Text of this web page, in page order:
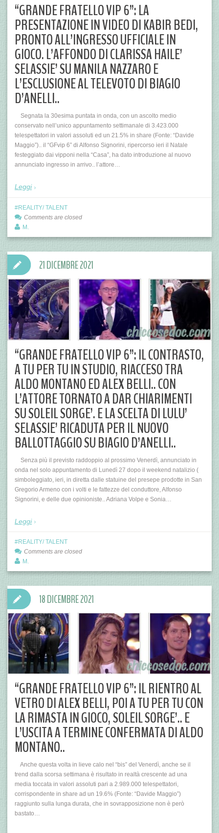
“GRANDE FRATELLO VIP 6”: LA
PRESENTAZIONE IN VIDEO DI KABIR BEDI,
PRONTO ALL’INGRESSO UFFICIALE IN
GIOCO. L’AFFONDO DI CLARISSA HAILE’
SELASSIE’ SU MANILA NAZZARO E
L’ESCLUSIONE AL TELEVOTO DI BIAGIO
D’ANELLI..
Segnata la 30esima puntata in onda, con un ascolto medio
conservato nell’unico appuntamento settimanale di 3.423.000
telespettatori in valori assoluti ed un 21.5% in share (Fonte: “Davide
Maggio”).. il “GFvip 6” di Alfonso Signorini, ripercorso ieri il Natale
festeggiato dai vipponi nella “Casa”, ha dato introduzione al nuovo
annunciato ingresso in arrivo.. l’attore…
Leggi
REALITY/ TALENT
Comments are closed
M.
“GRANDE FRATELLO VIP 6”: IL CONTRASTO,
A TU PER TU IN STUDIO, RIACCESO TRA
ALDO MONTANO ED ALEX BELLI.. CON
L’ATTORE TORNATO A DAR CHIARIMENTI
SU SOLEIL SORGE’. E LA SCELTA DI LULU’
SELASSIE’ RICADUTA PER IL NUOVO
BALLOTTAGGIO SU BIAGIO D’ANELLI..
Senza più il previsto raddoppio al prossimo Venerdì, annunciato in
onda nel solo appuntamento di Lunedì 27 dopo il weekend natalizio (
simboleggiato, ieri, in diretta dalle statuine del presepe prodotte in San
Gregorio Armeno con i volti e le fattezze del conduttore, Alfonso
Signorini, e delle due opinioniste.. Adriana Volpe e Sonia…
Leggi
21 DICEMBRE 2021
REALITY/ TALENT
Comments are closed
M.
“GRANDE FRATELLO VIP 6”: IL RIENTRO AL
VETRO DI ALEX BELLI, POI A TU PER TU CON
LA RIMASTA IN GIOCO, SOLEIL SORGE’.. E
L’USCITA A TERMINE CONFERMATA DI ALDO
MONTANO..
Anche questa volta in lieve calo nel “bis” del Venerdì, anche se il
trend dalla scorsa settimana è risultato in realtà crescente ad una
media toccata in valori assoluti pari a 2.989.000 telespettatori,
corrispondente in share ad un 19.6% (Fonte: “Davide Maggio”)
raggiunto sulla lunga durata, che in sovrapposizione non è però
bastato…
18 DICEMBRE 2021